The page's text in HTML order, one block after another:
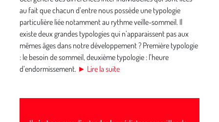
au fait que chacun d’entre nous possède une typologie
particulière liée notamment au rythme veille-sommeil. Il
existe deux grandes typologies qui n’apparaissent pas aux
mêmes âges dans notre développement ? Première typologie
: le besoin de sommeil, deuxième typologie : l’heure
d’endormissement. ► Lire la suite